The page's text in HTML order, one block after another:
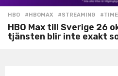
HBO #HBOMAX ,#STREAMING ,
HBO Max till Sverige 26
tjänsten blir inte exakt